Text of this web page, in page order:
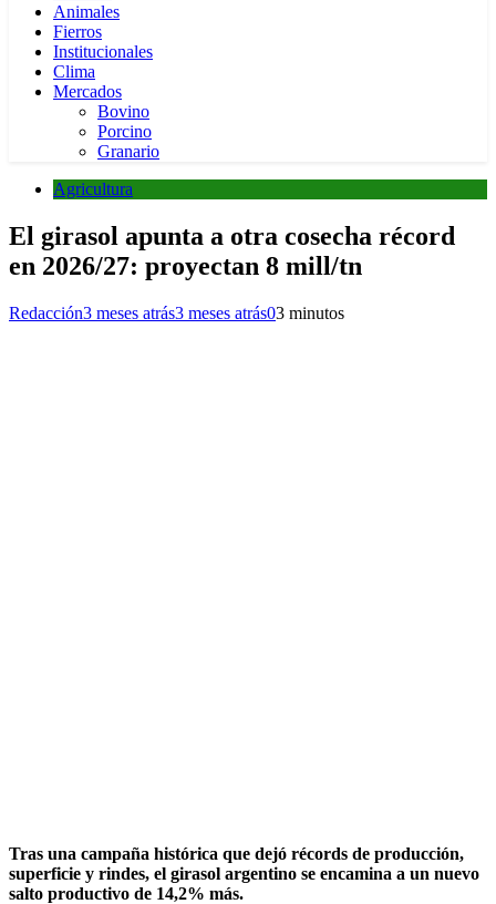
Animales
Fierros
Institucionales
Clima
Mercados
Bovino
Porcino
Granario
Agricultura
El girasol apunta a otra cosecha récord
en 2026/27: proyectan 8 mill/tn
Redacción3 meses atrás3 meses atrás03 minutos
Tras una campaña histórica que dejó récords de producción,
superficie y rindes, el girasol argentino se encamina a un nuevo
salto productivo de 14,2% más.